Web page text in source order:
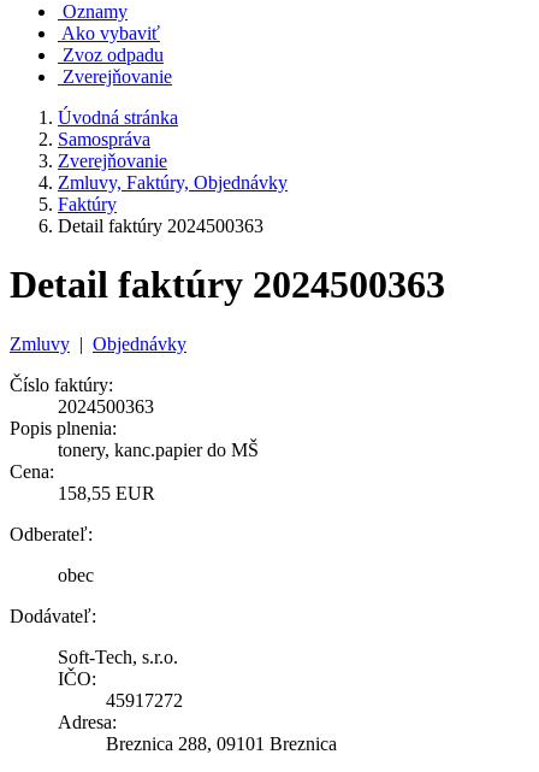
Oznamy
Ako vybaviť
Zvoz odpadu
Zverejňovanie
Úvodná stránka
Samospráva
Zverejňovanie
Zmluvy, Faktúry, Objednávky
Faktúry
Detail faktúry 2024500363
Detail faktúry 2024500363
Zmluvy | Objednávky
Číslo faktúry:
2024500363
Popis plnenia:
tonery, kanc.papier do MŠ
Cena:
158,55 EUR
Odberateľ:
obec
Dodávateľ:
Soft-Tech, s.r.o.
IČO:
45917272
Adresa:
Breznica 288, 09101 Breznica